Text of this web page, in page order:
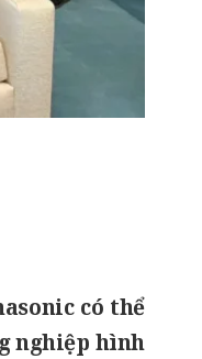
có thể
nghiệp hình